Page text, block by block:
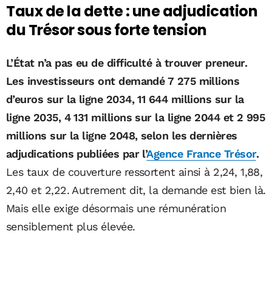
Taux de la dette : une adjudication
du Trésor sous forte tension
L’État n’a pas eu de difficulté à trouver preneur.
Les investisseurs ont demandé 7 275 millions
d’euros sur la ligne 2034, 11 644 millions sur la
ligne 2035, 4 131 millions sur la ligne 2044 et 2 995
millions sur la ligne 2048, selon les dernières
adjudications publiées par l’Agence France Trésor.
Les taux de couverture ressortent ainsi à 2,24, 1,88,
2,40 et 2,22. Autrement dit, la demande est bien là.
Mais elle exige désormais une rémunération
sensiblement plus élevée.